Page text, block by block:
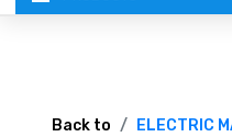
TERMS OF SERVICE
Back to
ELECTRIC